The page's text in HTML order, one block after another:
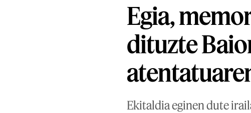
Egia,
dituzte
Ekitaldia eginen dute